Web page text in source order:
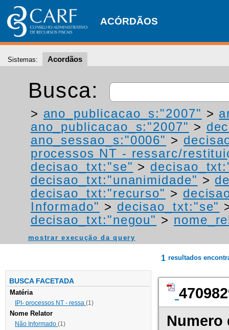
ACÓRDÃOS
Sistemas: Acordãos
Busca:
> ano_publicacao_s:"2007" >
ano_publicacao_s:"2007" >
ano_sessao_s:"0006" >
processos NT - ressarc/
decisao_txt:"se" >
decisao_txt:"unanimidade" >
decisao_txt:"recurso" >
Informado" > decisao_txt:"se"
decisao_txt:"negou" >
mostrar execução da query
BUSCA FACETADA
Matéria
IPI- processos NT - ressa (1)
Nome Relator
Não Informado (1)
1 resultados
Numero